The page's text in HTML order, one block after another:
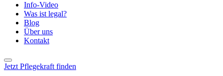
Info-Video
Was ist legal?
Blog
Über uns
Kontakt
Jetzt Pflegekraft finden